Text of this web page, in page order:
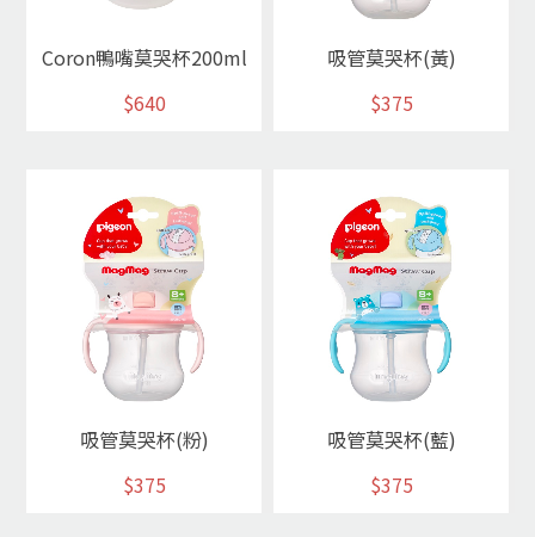
Coron鴨嘴莫哭杯200ml
$640
吸管莫哭杯(黃)
$375
吸管莫哭杯(粉)
$375
吸管莫哭杯(藍)
$375